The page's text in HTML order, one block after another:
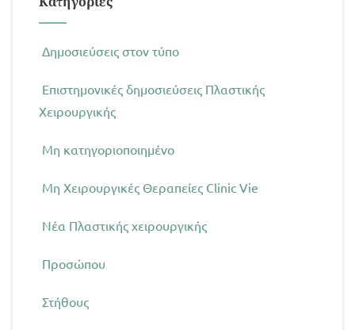
Δημοσιεύσεις στον τύπο
Επιστημονικές δημοσιεύσεις Πλαστικής
Χειρουργικής
Μη κατηγοριοποιημένο
Μη Χειρουργικές Θεραπείες Clinic Vie
Νέα Πλαστικής χειρουργικής
Προσώπου
Στήθους